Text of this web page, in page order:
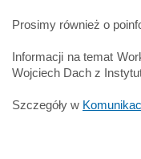
Prosimy również o
Informacji na temat
Wojciech Dach z
Szczegóły w